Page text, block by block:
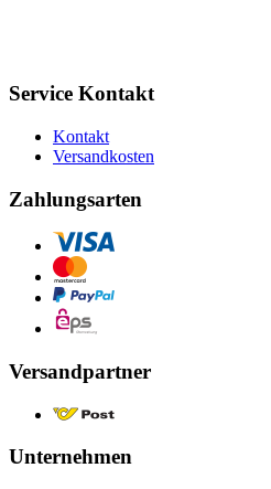
Service Kontakt
Kontakt
Versandkosten
Zahlungsarten
Versandpartner
Unternehmen